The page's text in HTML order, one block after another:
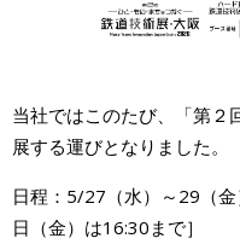
当社ではこのたび、「第２
展する運びとなりました。
日程：5/27（水）～29（
日（金）は16:30まで］